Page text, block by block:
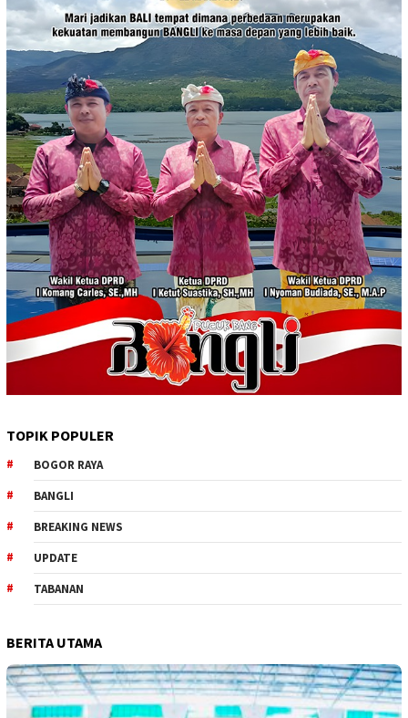
TOPIK POPULER
BOGOR RAYA
BANGLI
BREAKING NEWS
UPDATE
TABANAN
BERITA UTAMA